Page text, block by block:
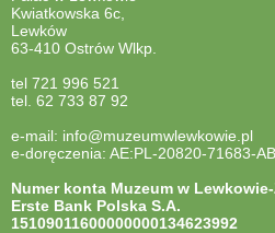
Kwiatkowska 6c,
Lewków
63-410 Ostrów Wlkp.
tel 721 996 521
tel. 62 733 87 92
e-mail: info@muzeumwlewkowie.pl
e-doręczenia: AE:PL-20820-71683-
Numer konta Muzeum w
Erste Bank Polska S.A.
15109011600000000134623992